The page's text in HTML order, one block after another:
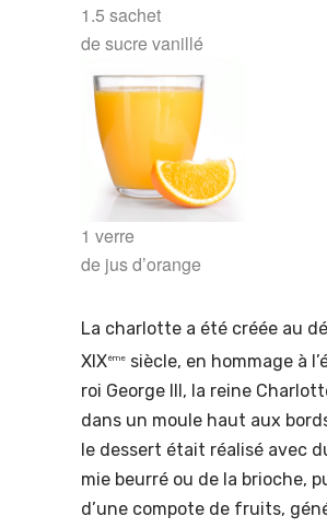
1.5 sachet
de sucre vanillé
1 verre
de jus d’orange
La charlotte a été créée au
XIXème siècle, en hommage à
roi George III, la reine
dans un moule haut aux
le dessert était réalisé avec
mie beurré ou de la brioche,
d’une compote de fruits,